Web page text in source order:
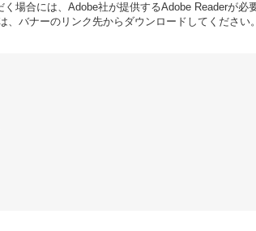
場合には、Adobe社が提供するAdobe Readerが必
、バナーのリンク先からダウンロードしてください